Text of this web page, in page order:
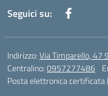
Seguici su:
Indirizzo:Via Timparello, 47
Centralino:0957277486
Posta elettronica certificata